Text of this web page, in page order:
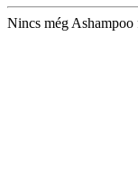
Nincs még Ashampoo